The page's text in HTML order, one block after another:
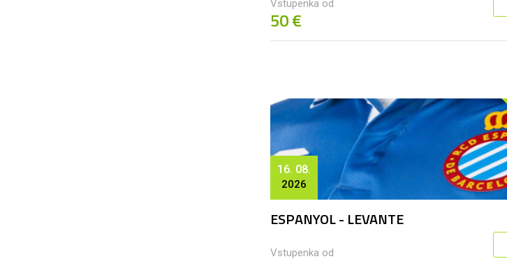
Vstupenka od
50 €
16. 08.
2026
ESPANYOL - LEVANTE
Vstupenka od